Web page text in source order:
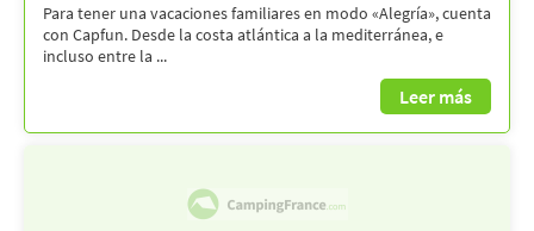
Para tener una vacaciones familiares en modo «Alegría», cuenta
con Capfun. Desde la costa atlántica a la mediterránea, e
incluso entre la ...
Leer más